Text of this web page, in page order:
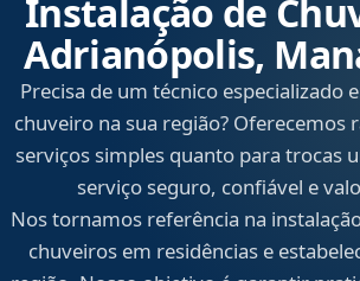
Instalação de
Adrianópolis,
Precisa de um técnico especializado
chuveiro na sua região? Oferecemos
serviços simples quanto para trocas
serviço seguro, confiável e
Nos tornamos referência na
chuveiros em residências e